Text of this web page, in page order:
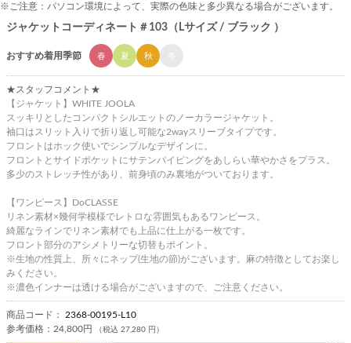
※ご注意：パソコン環境によって、実際の色味と多少異なる場合がございます。
ジャケットコーディネート＃103（Lサイズ / ブラック ）
おすすめ着用季節 春 夏 秋
★スタッフコメント★
【ジャケット】WHITE JOOLA
スッキリとしたコンパクトシルエットのノーカラージャケット。
袖口はスリット入りで折り返し可能な2wayスリーブタイプです。
フロントはホック使いでシンプルなデザインに。
フロントとサイドポケットにサテンパイピングをあしらい華やかさをプラス。
多少のストレッチ性があり、前身頃のみ裏地がついております。
【ワンピース】DoCLASSE
リネン素材×幾何学模様でレトロな雰囲気もあるワンピース。
綺麗なラインでリネン素材でも上品に仕上がる一枚です。
フロント部分のアシメトリーな切替もポイント。
※生地の性質上、所々にネップ(生地の節)がございます。麻の特徴としてお楽し
みください。
※濃色インナーは透ける場合がございますので、ご注意ください。
商品コード： 2368-00195-L10
参考価格： 24,800円 （税込 27,280 円）